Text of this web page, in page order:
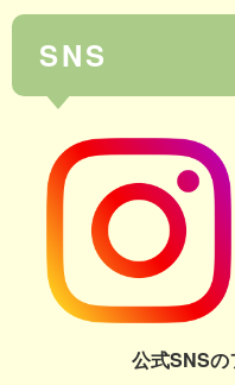
SNS
公式SNSの